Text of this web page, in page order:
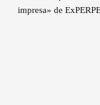
impresa» de